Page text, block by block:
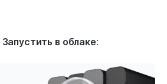
Запустить в облаке: